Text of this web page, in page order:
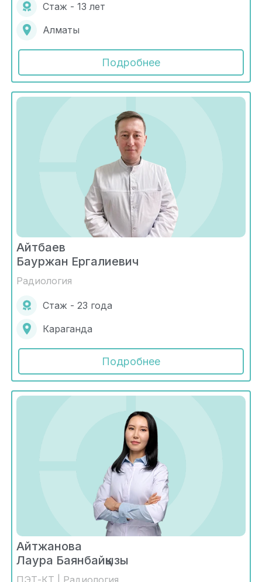
Стаж - 13 лет
Алматы
Подробнее
Айтбаев
Бауржан Ергалиевич
Радиология
Стаж - 23 года
Караганда
Подробнее
Айтжанова
Лаура Баянбайқызы
ПЭТ-КТ | Радиология